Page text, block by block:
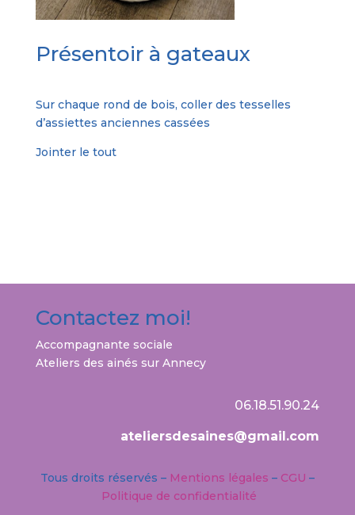
Présentoir à gateaux
Sur chaque rond de bois, coller des tesselles
d’assiettes anciennes cassées
Jointer le tout
Contactez moi!
Accompagnante sociale
Ateliers des ainés sur Annecy
06.18.51.90.24
ateliersdesaines@gmail.com
Tous droits réservés – Mentions légales – CGU –
Politique de confidentialité